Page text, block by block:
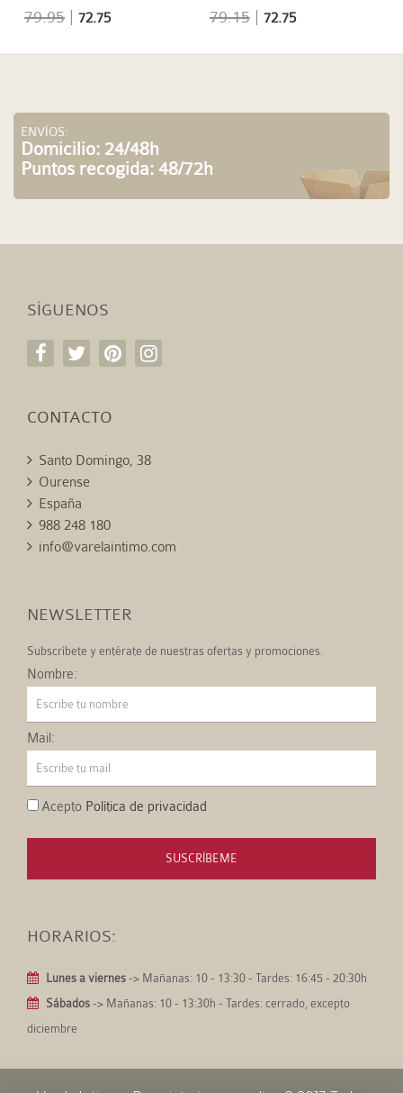
79.15| 72.75
79.95 |72.75
ENVÍOS:
Domicilio: 24/48h
Puntos recogida: 48/72h
SÍGUENOS
CONTACTO
Santo Domingo, 38
Ourense
España
988 248 180
info@varelaintimo.com
NEWSLETTER
Subscríbete y entérate de nuestras ofertas y promociones.
Nombre:
Mail:
Acepto Política de privacidad
SUSCRÍBEME
HORARIOS:
Lunes a viernes -> Mañanas: 10 - 13:30 - Tardes: 16:45 - 20:30h
Sábados -> Mañanas: 10 - 13:30h - Tardes: cerrado, excepto
diciembre